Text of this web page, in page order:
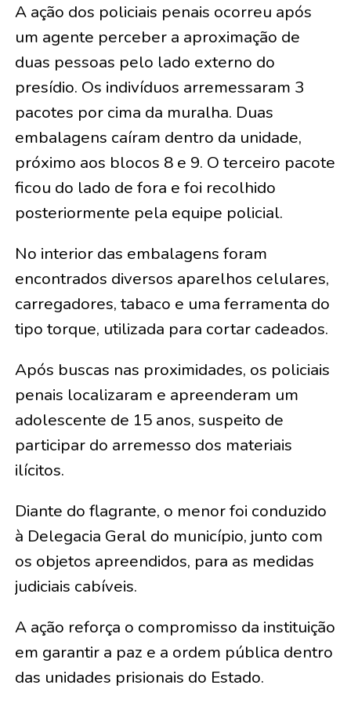
A ação dos policiais penais ocorreu após
um agente perceber a aproximação de
duas pessoas pelo lado externo do
presídio. Os indivíduos arremessaram 3
pacotes por cima da muralha. Duas
embalagens caíram dentro da unidade,
próximo aos blocos 8 e 9. O terceiro pacote
ficou do lado de fora e foi recolhido
posteriormente pela equipe policial.
No interior das embalagens foram
encontrados diversos aparelhos celulares,
carregadores, tabaco e uma ferramenta do
tipo torque, utilizada para cortar cadeados.
Após buscas nas proximidades, os policiais
penais localizaram e apreenderam um
adolescente de 15 anos, suspeito de
participar do arremesso dos materiais
ilícitos.
Diante do flagrante, o menor foi conduzido
à Delegacia Geral do município, junto com
os objetos apreendidos, para as medidas
judiciais cabíveis.
A ação reforça o compromisso da instituição
em garantir a paz e a ordem pública dentro
das unidades prisionais do Estado.